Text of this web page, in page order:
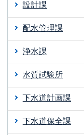
設計課
配水管理課
浄水課
水質試験所
下水道計画課
下水道保全課